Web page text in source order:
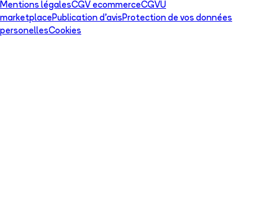
Mentions légalesCGV ecommerceCGVU
marketplace Publication d'avis Protection de vos données
personellesCookies